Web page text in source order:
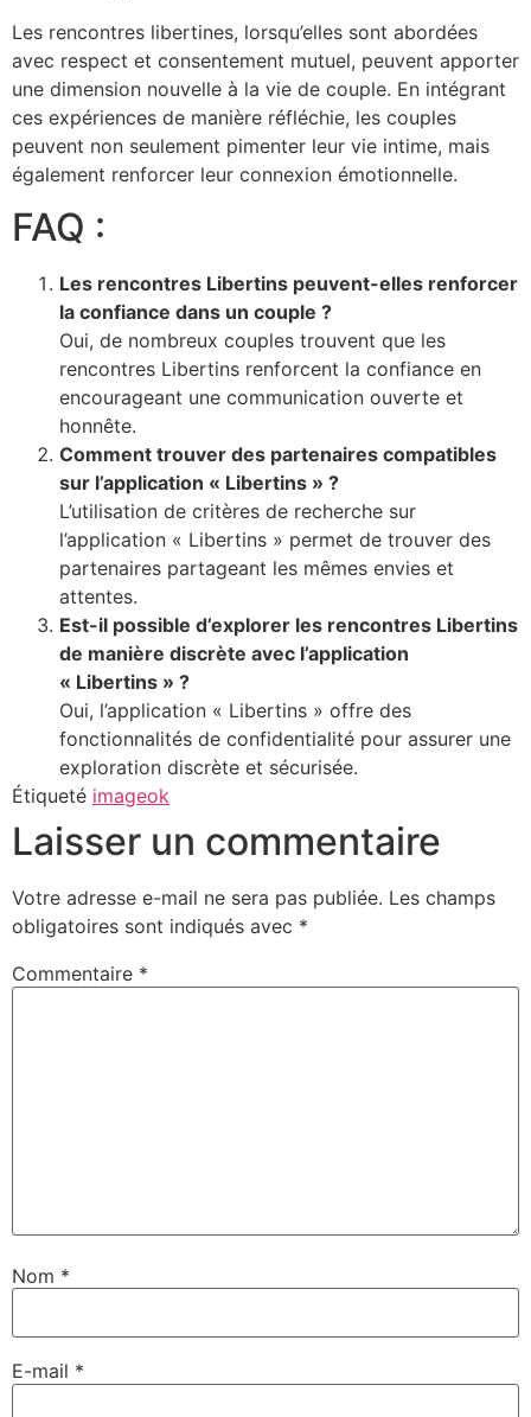
Les rencontres libertines, lorsqu’elles sont abordées
avec respect et consentement mutuel, peuvent apporter
une dimension nouvelle à la vie de couple. En intégrant
ces expériences de manière réfléchie, les couples
peuvent non seulement pimenter leur vie intime, mais
également renforcer leur connexion émotionnelle.
FAQ :
Les rencontres Libertins peuvent-elles renforcer
la confiance dans un couple ?
Oui, de nombreux couples trouvent que les
rencontres Libertins renforcent la confiance en
encourageant une communication ouverte et
honnête.
Comment trouver des partenaires compatibles
sur l’application « Libertins » ?
L’utilisation de critères de recherche sur
l’application « Libertins » permet de trouver des
partenaires partageant les mêmes envies et
attentes.
Est-il possible d’explorer les rencontres Libertins
de manière discrète avec l’application
« Libertins » ?
Oui, l’application « Libertins » offre des
fonctionnalités de confidentialité pour assurer une
exploration discrète et sécurisée.
Étiqueté imageok
Laisser un commentaire
Votre adresse e-mail ne sera pas publiée. Les champs
obligatoires sont indiqués avec *
Commentaire *
Nom *
E-mail *